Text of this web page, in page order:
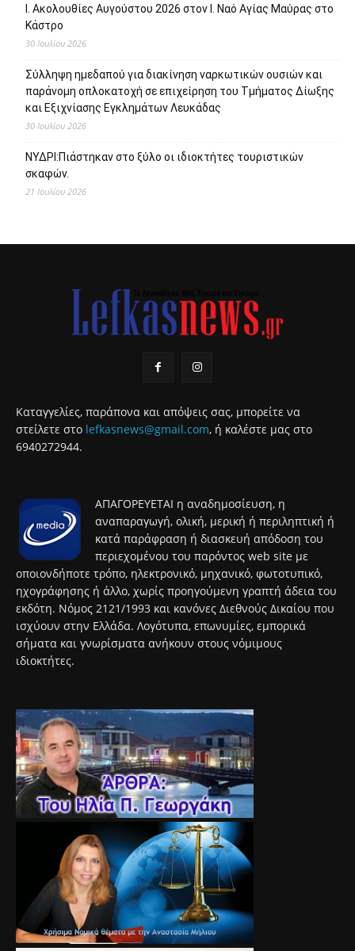
Ι. Ακολουθίες Αυγούστου 2026 στον Ι. Ναό Αγίας Μαύρας στο
Κάστρο
30 Ιουλίου 2026
Σύλληψη ημεδαπού για διακίνηση ναρκωτικών ουσιών και
παράνομη οπλοκατοχή σε επιχείρηση του Τμήματος Δίωξης
και Εξιχνίασης Εγκλημάτων Λευκάδας
30 Ιουλίου 2026
ΝΥΔΡΙ:Πιάστηκαν στο ξύλο οι ιδιοκτήτες τουριστικών
σκαφών.
21 Ιουλίου 2026
Καταγγελίες, παράπονα και απόψεις σας, μπορείτε να
στείλετε στο lefkasnews@gmail.com, ή καλέστε μας στο
6940272944.
ΑΠΑΓΟΡΕΥΕΤΑΙ η αναδημοσίευση, η
αναπαραγωγή, ολική, μερική ή περιληπτική ή
κατά παράφραση ή διασκευή απόδοση του
περιεχομένου του παρόντος web site με
οποιονδήποτε τρόπο, ηλεκτρονικό, μηχανικό, φωτοτυπικό,
ηχογράφησης ή άλλο, χωρίς προηγούμενη γραπτή άδεια του
εκδότη. Νόμος 2121/1993 και κανόνες Διεθνούς Δικαίου που
ισχύουν στην Ελλάδα. Λογότυπα, επωνυμίες, εμπορικά
σήματα και γνωρίσματα ανήκουν στους νόμιμους
ιδιοκτήτες.